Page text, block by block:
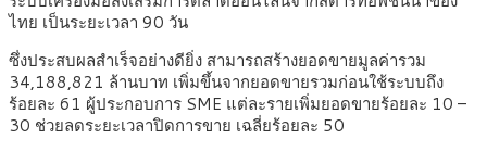
ไทย เป็นระยะเวลา 90 วัน
ซึ่งประสบผลสำเร็จอย่างดียิ่ง สามารถสร้างยอดขายมูลค่ารวม
34,188,821 ล้านบาท เพิ่มขึ้นจากยอดขายรวมก่อนใช้ระบบถึง
ร้อยละ 61 ผู้ประกอบการ SME แต่ละรายเพิ่มยอดขายร้อยละ 10 –
30 ช่วยลดระยะเวลาปิดการขาย เฉลี่ยร้อยละ 50